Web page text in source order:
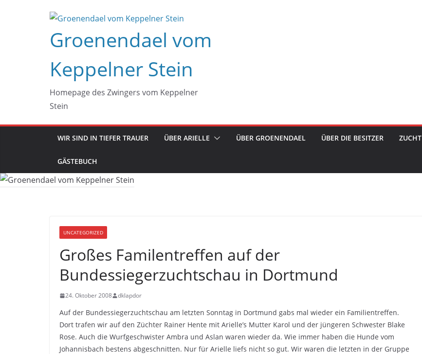
Groenendael vom
Keppelner Stein
Homepage des Zwingers vom Keppelner
Stein
WIR SIND IN TIEFER TRAUER ÜBER ARIELLE ÜBER GROENENDAEL ÜBER DIE BESITZER ZUCHT
GÄSTEBUCH
UNCATEGORIZED
Großes Familentreffen auf der
Bundessiegerzuchtschau in Dortmund
24. Oktober 2008 dklapdor
Auf der Bundessiegerzuchtschau am letzten Sonntag in Dortmund gabs mal wieder ein Familientreffen.
Dort trafen wir auf den Züchter Rainer Hente mit Arielle’s Mutter Karol und der jüngeren Schwester Blake
Rose. Auch die Wurfgeschwister Ambra und Aslan waren wieder da. Wie immer haben die Hunde vom
Johannisbach bestens abgeschnitten. Nur für Arielle liefs nicht so gut. Wir waren die letzten in der Gruppe